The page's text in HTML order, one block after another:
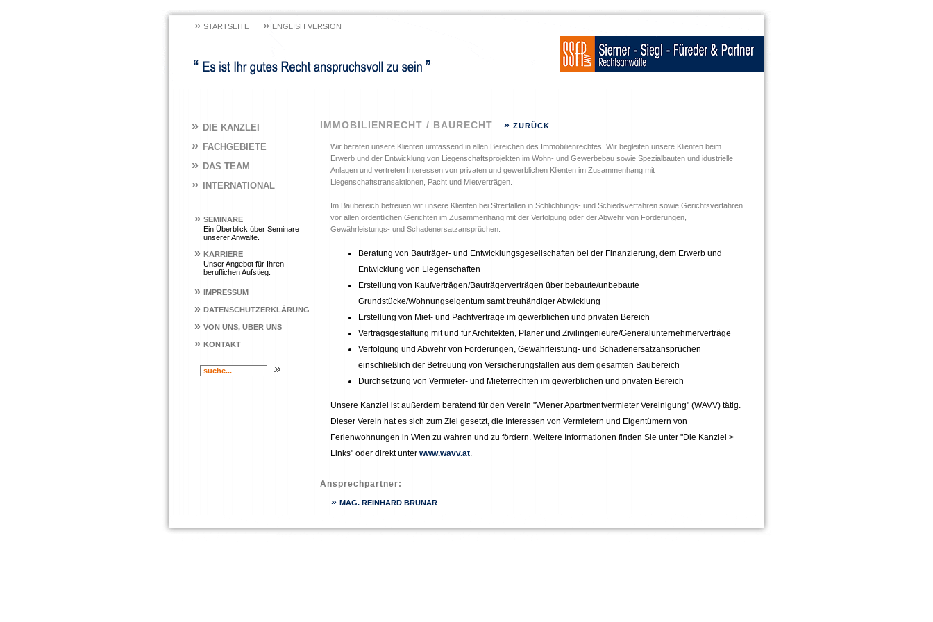
» STARTSEITE » ENGLISH VERSION
IMMOBILIENRECHT / BAURECHT » ZURÜCK
Wir beraten unsere Klienten umfassend in allen Bereichen des Immobilienrechtes. Wir begleiten unsere Klienten beim
Erwerb und der Entwicklung von Liegenschaftsprojekten im Wohn- und Gewerbebau sowie Spezialbauten und idustrielle
Anlagen und vertreten Interessen von privaten und gewerblichen Klienten im Zusammenhang mit
Liegenschaftstransaktionen, Pacht und Mietverträgen.
Im Baubereich betreuen wir unsere Klienten bei Streitfällen in Schlichtungs- und Schiedsverfahren sowie Gerichtsverfahren
vor allen ordentlichen Gerichten im Zusammenhang mit der Verfolgung oder der Abwehr von Forderungen,
Gewährleistungs- und Schadenersatzansprüchen.
Beratung von Bauträger- und Entwicklungsgesellschaften bei der Finanzierung, dem Erwerb und
Entwicklung von Liegenschaften
Erstellung von Kaufverträgen/Bauträgerverträgen über bebaute/unbebaute
Grundstücke/Wohnungseigentum samt treuhändiger Abwicklung
Erstellung von Miet- und Pachtverträge im gewerblichen und privaten Bereich
Vertragsgestaltung mit und für Architekten, Planer und Zivilingenieure/Generalunternehmerverträge
Verfolgung und Abwehr von Forderungen, Gewährleistung- und Schadenersatzansprüchen
einschließlich der Betreuung von Versicherungsfällen aus dem gesamten Baubereich
Durchsetzung von Vermieter- und Mieterrechten im gewerblichen und privaten Bereich
Unsere Kanzlei ist außerdem beratend für den Verein "Wiener Apartmentvermieter Vereinigung" (WAVV) tätig.
Dieser Verein hat es sich zum Ziel gesetzt, die Interessen von Vermietern und Eigentümern von
Ferienwohnungen in Wien zu wahren und zu fördern. Weitere Informationen finden Sie unter "Die Kanzlei >
Links" oder direkt unter www.wavv.at.
Ansprechpartner:
» MAG. REINHARD BRUNAR
» DIE KANZLEI
» FACHGEBIETE
» DAS TEAM
» INTERNATIONAL
» SEMINARE
Ein Überblick über Seminare
unserer Anwälte.
» KARRIERE
Unser Angebot für Ihren
beruflichen Aufstieg.
» IMPRESSUM
» DATENSCHUTZERKLÄRUNG
» VON UNS, ÜBER UNS
» KONTAKT